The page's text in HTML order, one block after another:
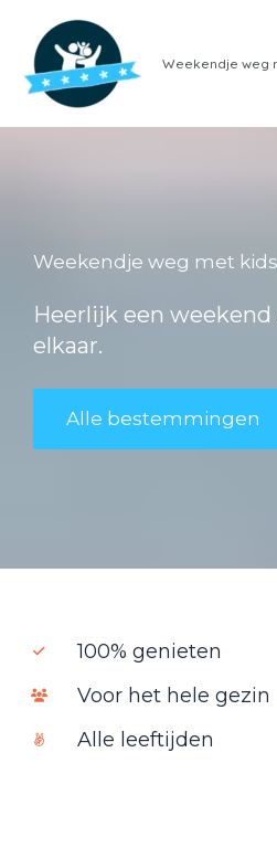
naar
de
inhoud
Weekendje weg
Weekendje weg met kids
Heerlijk een
elkaar.
Alle bestemmingen
100% genieten
Voor het hele gezin
Alle leeftijden